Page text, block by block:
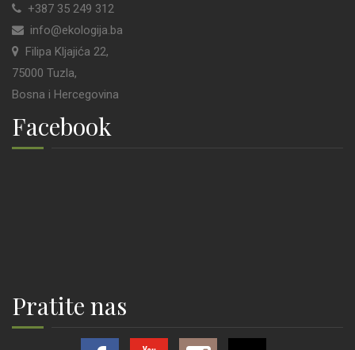
+387 35 249 312
info@ekologija.ba
Filipa Kljajića 22,
75000 Tuzla,
Bosna i Hercegovina
Facebook
Pratite nas